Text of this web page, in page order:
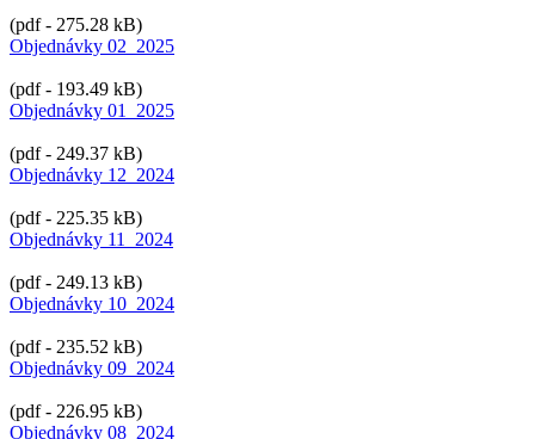
(pdf - 275.28 kB)
Objednávky 02_2025
(pdf - 193.49 kB)
Objednávky 01_2025
(pdf - 249.37 kB)
Objednávky 12_2024
(pdf - 225.35 kB)
Objednávky 11_2024
(pdf - 249.13 kB)
Objednávky 10_2024
(pdf - 235.52 kB)
Objednávky 09_2024
(pdf - 226.95 kB)
Objednávky 08_2024